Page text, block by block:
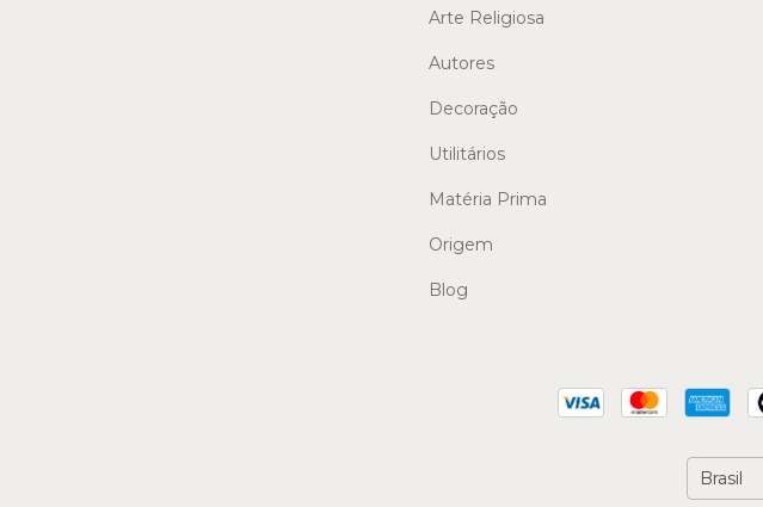
Arte Religiosa
Autores
Decoração
Utilitários
Matéria Prima
Origem
Blog